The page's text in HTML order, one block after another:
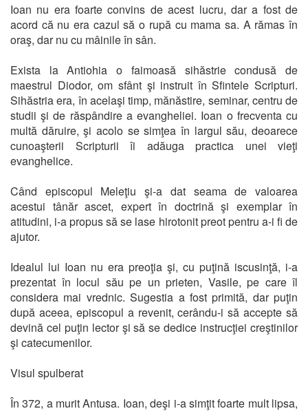
Ioan nu era foarte convins de acest lucru, dar a fost de
acord că nu era cazul să o rupă cu mama sa. A rămas în
oraş, dar nu cu mâinile în sân.
Exista la Antiohia o faimoasă sihăstrie condusă de
maestrul Diodor, om sfânt şi instruit în Sfintele Scripturi.
Sihăstria era, în acelaşi timp, mănăstire, seminar, centru de
studii şi de răspândire a evangheliei. Ioan o frecventa cu
multă dăruire, şi acolo se simţea în largul său, deoarece
cunoaşterii Scripturii îi adăuga practica unei vieţi
evanghelice.
Când episcopul Meleţiu şi-a dat seama de valoarea
acestui tânăr ascet, expert în doctrină şi exemplar în
atitudini, i-a propus să se lase hirotonit preot pentru a-i fi de
ajutor.
Idealul lui Ioan nu era preoţia şi, cu puţină iscusinţă, i-a
prezentat în locul său pe un prieten, Vasile, pe care îl
considera mai vrednic. Sugestia a fost primită, dar puţin
după aceea, episcopul a revenit, cerându-i să accepte să
devină cel puţin lector şi să se dedice instrucţiei creştinilor
şi catecumenilor.
Visul spulberat
În 372, a murit Antusa. Ioan, deşi i-a simţit foarte mult lipsa,